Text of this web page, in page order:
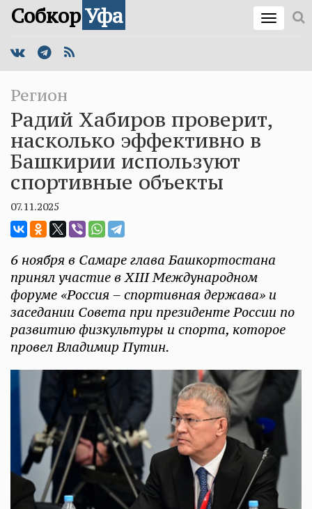
СобкорУфа
Регион
Радий Хабиров проверит,
насколько эффективно в
Башкирии используют
спортивные объекты
07.11.2025
6 ноября в Самаре глава Башкортостана
принял участие в XIII Международном
форуме «Россия – спортивная держава» и
заседании Совета при президенте России по
развитию физкультуры и спорта, которое
провел Владимир Путин.